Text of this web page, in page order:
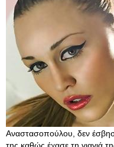
Αναστασοπούλου, δεν